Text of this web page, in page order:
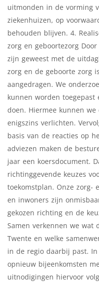
uitmonden in de vorming
ziekenhuizen, op
behouden blijven. 4.
zorg en geboortezorg
zijn geweest met de
zorg en de geboorte zorg
aangedragen. We
kunnen worden
doen. Hiermee kunnen
enigszins verlichten.
basis van de reacties op
adviezen maken de
jaar een koersdocument.
richtinggevende keuzes
toekomstplan. Onze zorg-
en inwoners zijn
gekozen richting en de
Samen verkennen we wat
Twente en welke
in de regio daarbij past.
opnieuw bijeenkomsten
uitnodigingen hiervoor